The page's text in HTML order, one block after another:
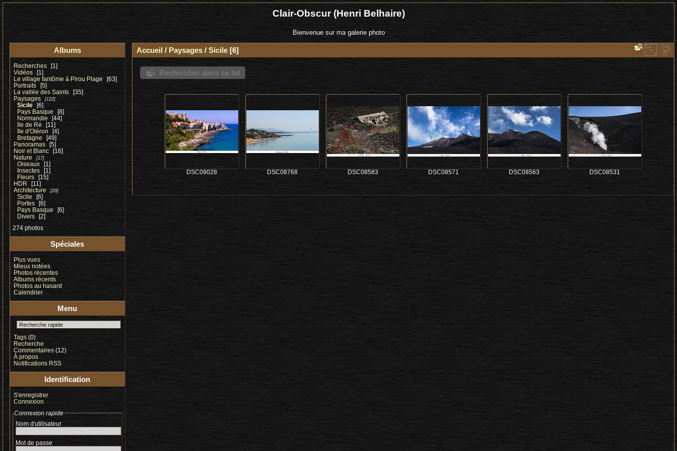
Clair-Obscur (Henri Belhaire)
Bienvenue sur ma galerie photo
Albums
Recherches
1
Vidéos
1
Le village fantôme à Pirou Plage
63
Portraits
5
La vallée des Saints
35
Paysages
122
Sicile
6
Pays Basque
8
Normandie
44
Ile de Ré
11
Ile d'Oléron
4
Bretagne
49
Panoramas
5
Noir et Blanc
16
Nature
17
Oiseaux
1
Insectes
1
Fleurs
15
HDR
11
Architecture
20
Sicile
6
Portes
6
Pays Basque
6
Divers
2
274 photos
Spéciales
Plus vues
Mieux notées
Photos récentes
Albums récents
Photos au hasard
Calendrier
Menu
Tags(0)
Recherche
Commentaires(12)
À propos
Notifications RSS
Identification
S'enregistrer
Connexion
Connexion rapide
Nom d'utilisateur
Mot de passe
Accueil / Paysages/ Sicile 6
Rechercher dans ce lot
DSC09028 DSC08768 DSC08583 DSC08571 DSC08563 DSC08531